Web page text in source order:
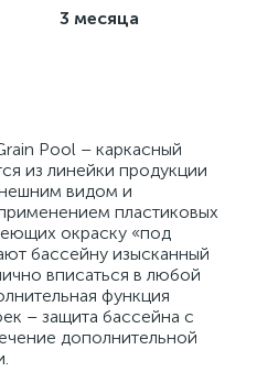
3 месяца
Pool – каркасный
из линейки продукции
видом и
пластиковых
окраску «под
бассейну изысканный
вписаться в любой
функция
– защита бассейна с
дополнительной